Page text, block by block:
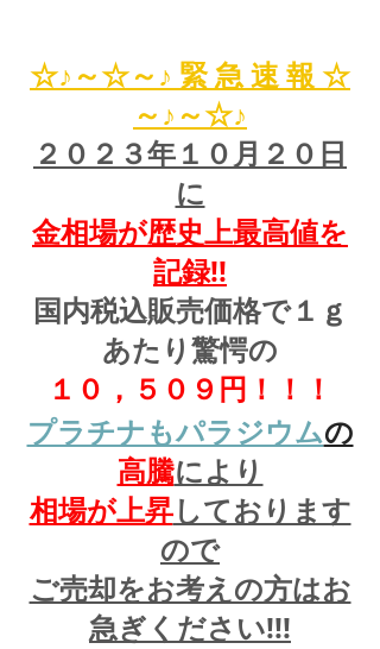
☆♪～☆～♪ 緊 急 速 報 ☆
～♪～☆♪
２０２３年１０月２０日
に
金相場が歴史上最高値を
記録!!
国内税込販売価格で１ｇ
あたり驚愕の
１０，５０９円！！！
プラチナもパラジウムの
高騰により
相場が上昇しております
ので
ご売却をお考えの方はお
急ぎください!!!